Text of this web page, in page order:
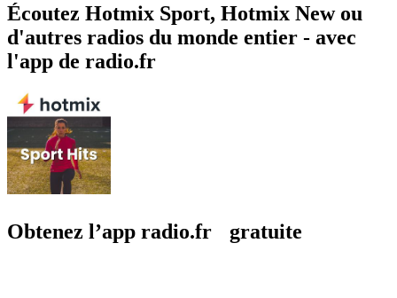
Écoutez Hotmix Sport, Hotmix New ou
d'autres radios du monde entier - avec
l'app de radio.fr
Obtenez l’app radio.fr gratuite